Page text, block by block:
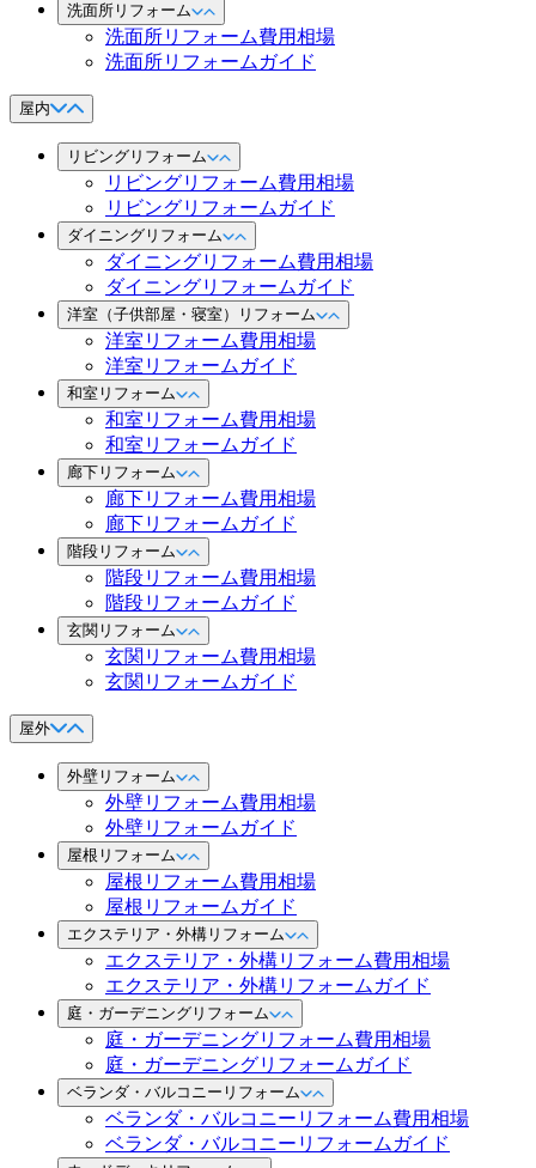
洗面所リフォーム
洗面所リフォーム費用相場
洗面所リフォームガイド
屋内
リビングリフォーム
リビングリフォーム費用相場
リビングリフォームガイド
ダイニングリフォーム
ダイニングリフォーム費用相場
ダイニングリフォームガイド
洋室（子供部屋・寝室）リフォーム
洋室リフォーム費用相場
洋室リフォームガイド
和室リフォーム
和室リフォーム費用相場
和室リフォームガイド
廊下リフォーム
廊下リフォーム費用相場
廊下リフォームガイド
階段リフォーム
階段リフォーム費用相場
階段リフォームガイド
玄関リフォーム
玄関リフォーム費用相場
玄関リフォームガイド
屋外
外壁リフォーム
外壁リフォーム費用相場
外壁リフォームガイド
屋根リフォーム
屋根リフォーム費用相場
屋根リフォームガイド
エクステリア・外構リフォーム
エクステリア・外構リフォーム費用相場
エクステリア・外構リフォームガイド
庭・ガーデニングリフォーム
庭・ガーデニングリフォーム費用相場
庭・ガーデニングリフォームガイド
ベランダ・バルコニーリフォーム
ベランダ・バルコニーリフォーム費用相場
ベランダ・バルコニーリフォームガイド